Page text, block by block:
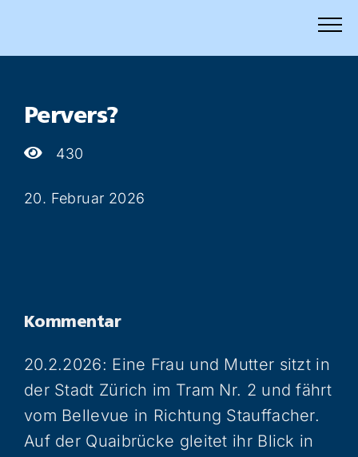
Inhalt
Pervers?
430
20. Februar 2026
Kommentar
20.2.2026: Eine Frau und Mutter sitzt in
der Stadt Zürich im Tram Nr. 2 und fährt
vom Bellevue in Richtung Stauffacher.
Auf der Quaibrücke gleitet ihr Blick in